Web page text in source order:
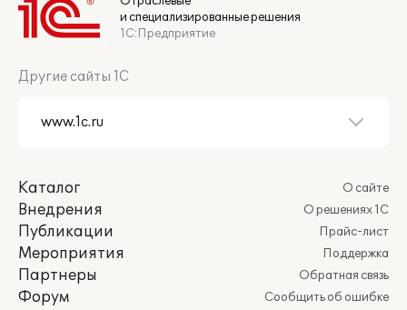
и специализированные решения
1С:Предприятие
Другие сайты 1С
Каталог
Внедрения
Публикации
Мероприятия
Партнеры
Форум
О сайте
О решениях 1С
Прайс-лист
Поддержка
Обратная связь
Сообщить об ошибке